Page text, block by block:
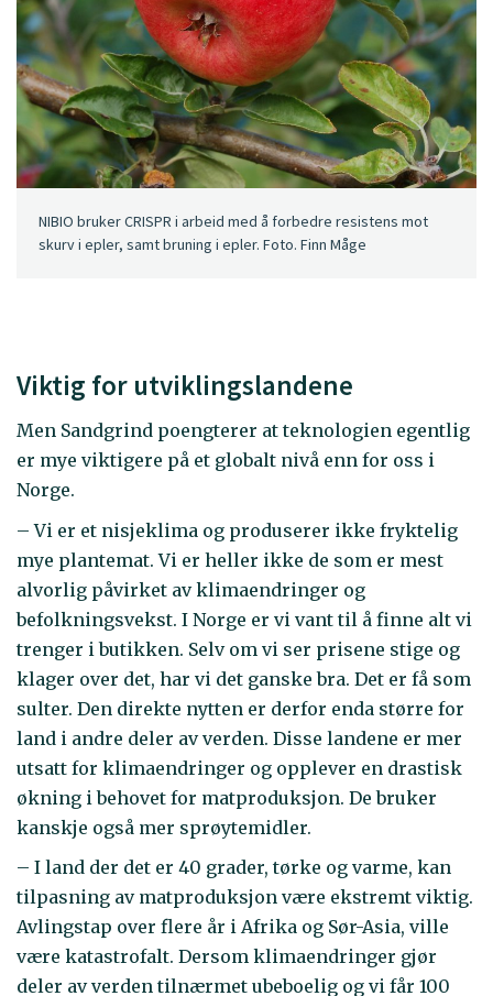
NIBIO bruker CRISPR i arbeid med å forbedre resistens mot
skurv i epler, samt bruning i epler. Foto. Finn Måge
Viktig for utviklingslandene
Men Sandgrind poengterer at teknologien egentlig
er mye viktigere på et globalt nivå enn for oss i
Norge.
– Vi er et nisjeklima og produserer ikke fryktelig
mye plantemat. Vi er heller ikke de som er mest
alvorlig påvirket av klimaendringer og
befolkningsvekst. I Norge er vi vant til å finne alt vi
trenger i butikken. Selv om vi ser prisene stige og
klager over det, har vi det ganske bra. Det er få som
sulter. Den direkte nytten er derfor enda større for
land i andre deler av verden. Disse landene er mer
utsatt for klimaendringer og opplever en drastisk
økning i behovet for matproduksjon. De bruker
kanskje også mer sprøytemidler.
– I land der det er 40 grader, tørke og varme, kan
tilpasning av matproduksjon være ekstremt viktig.
Avlingstap over flere år i Afrika og Sør-Asia, ville
være katastrofalt. Dersom klimaendringer gjør
deler av verden tilnærmet ubeboelig og vi får 100